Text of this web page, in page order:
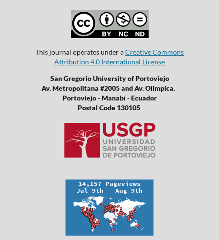
This journal operates under aCreative Commons
Attribution 4.0 International License
San Gregorio University of Portoviejo
Av. Metropolitana #2005 and Av. Olimpica.
Portoviejo - Manabí - Ecuador
Postal Code 130105